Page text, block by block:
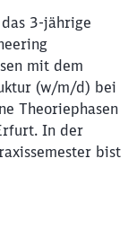
3-jährige
mit dem
(w/m/d) bei
Theoriephasen
In der
bist